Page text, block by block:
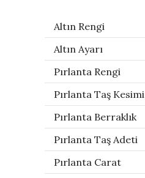
Altın Rengi
Altın Ayarı
Pırlanta Rengi
Pırlanta Taş Kesimi
Pırlanta Berraklık
Pırlanta Taş Adeti
Pırlanta Carat